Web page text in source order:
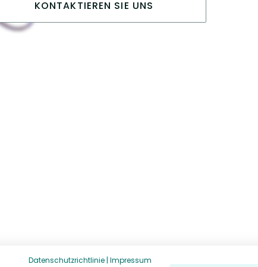
KONTAKTIEREN SIE UNS
Datenschutzrichtlinie | Impressum